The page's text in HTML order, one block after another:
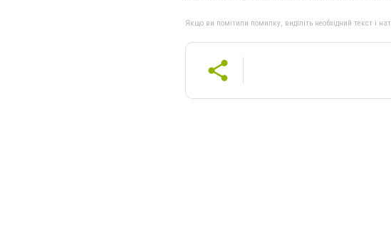
Якщо ви помітили помилку, виділіть необхідний текст і